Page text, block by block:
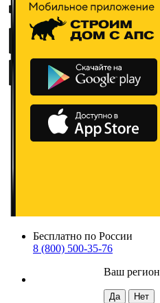
Бесплатно по России
8 (800) 500-35-76
Ваш регион